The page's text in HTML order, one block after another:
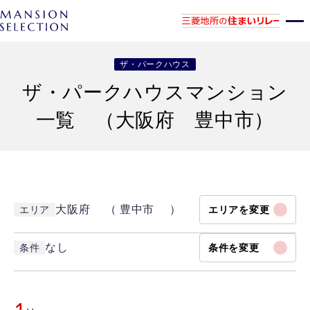
ザ・パークハウス
ザ・パークハウスマンション
一覧 （大阪府 豊中市）
エリア 大阪府 （ 豊中市 ） エリアを変更
条件 なし 条件を変更